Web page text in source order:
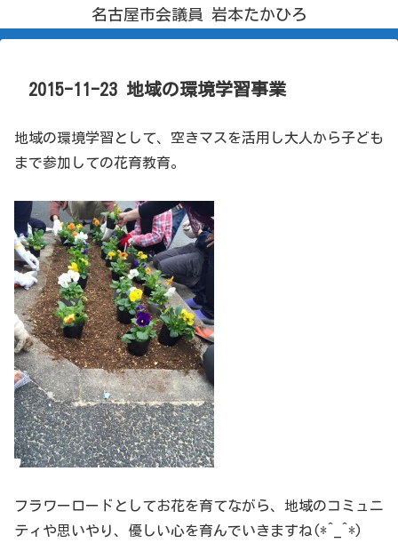
名古屋市会議員 岩本たかひろ
2015-11-23 地域の環境学習事業
地域の環境学習として、空きマスを活用し大人から子ども
まで参加しての花育教育。
フラワーロードとしてお花を育てながら、地域のコミュニ
ティや思いやり、優しい心を育んでいきますね(*^_^*)